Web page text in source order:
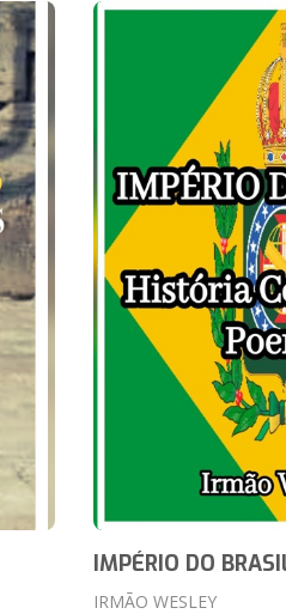
IMPÉRIO DO
IRMÃO WESLEY